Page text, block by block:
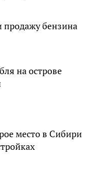
продажу бензина
на острове
место в Сибири